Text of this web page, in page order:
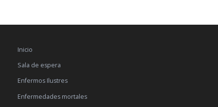
Inicio
Sala de espera
Enfermos Ilustres
Enfermedades mortales